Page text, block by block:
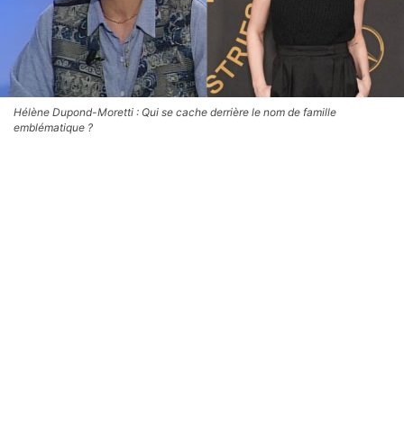
Hélène Dupond-Moretti : Qui se cache derrière le nom de famille
emblématique ?